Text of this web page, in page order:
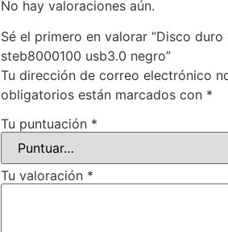
No hay valoraciones aún.
Sé el primero en valorar “Disco
steb8000100 usb3.0 negro”
Tu dirección de correo electrónico
obligatorios están marcados con *
Tu puntuación *
Tu valoración *